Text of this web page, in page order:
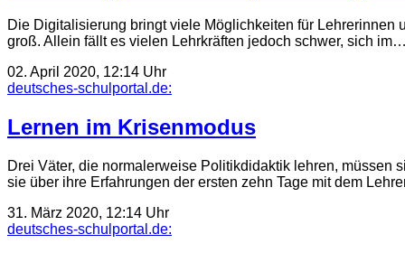
Die Digitalisierung bringt viele Möglichkeiten für Lehrerinnen
groß. Allein fällt es vielen Lehrkräften jedoch schwer, sich
02. April 2020, 12:14 Uhr
deutsches-schulportal.de:
Lernen im Krisenmodus
Drei Väter, die normalerweise Politikdidaktik lehren,
sie über ihre Erfahrungen der ersten zehn Tage mit dem
31. März 2020, 12:14 Uhr
deutsches-schulportal.de: